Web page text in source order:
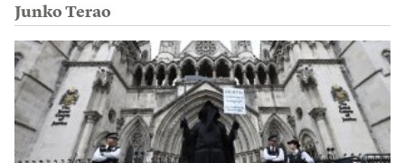
Junko Terao